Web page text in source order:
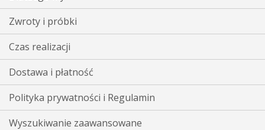
Zwroty i próbki
Czas realizacji
Dostawa i płatność
Polityka prywatności i Regulamin
Wyszukiwanie zaawansowane